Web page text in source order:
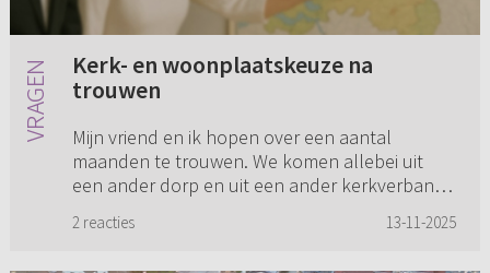
Kerk- en woonplaatskeuze na
trouwen
Mijn vriend en ik hopen over een aantal
maanden te trouwen. We komen allebei uit
een ander dorp en uit een ander kerkverband.
Protestantse Kerk in Neder...
2 reacties 13-11-2025